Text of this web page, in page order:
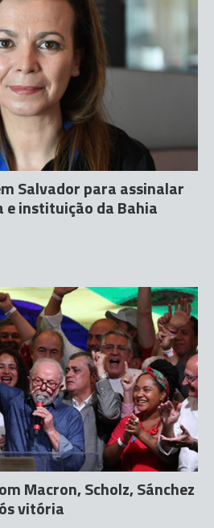
Salvador para assinalar
e instituição da Bahia
Macron, Scholz, Sánchez
vitória